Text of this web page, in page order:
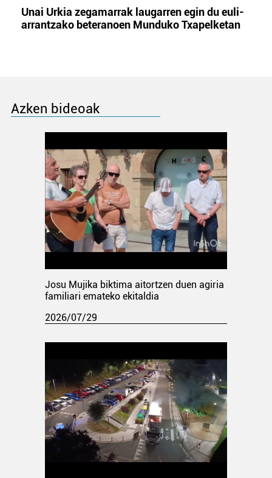
Unai Urkia zegamarrak laugarren egin du euli-
arrantzako beteranoen Munduko Txapelketan
Azken bideoak
Josu Mujika biktima aitortzen duen agiria
familiari emateko ekitaldia
2026/07/29